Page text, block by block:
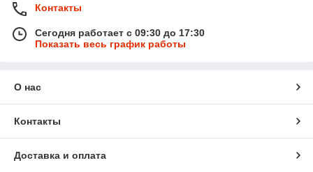
Контакты
Сегодня работает с 09:30 до 17:30
Показать весь график работы
О нас
Контакты
Доставка и оплата